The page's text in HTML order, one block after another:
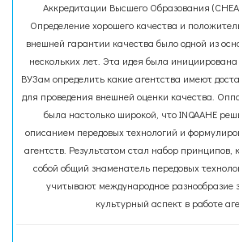
Аккредитации Высшего Образования
Определение хорошего качества и
внешней гарантии качества было одной из
нескольких лет. Эта идея была
ВУЗам определить какие агентства имеют
для проведения внешней оценки качества.
была настолько широкой, что INQAAHE
описанием передовых технологий и
агентств. Результатом стал набор принципов,
собой общий знаменатель передовых
учитывают международное разнообразие
культурный аспект в работе